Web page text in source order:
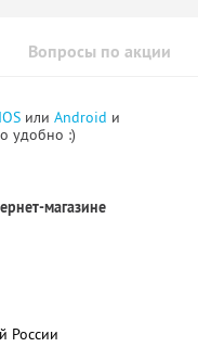
Вопросы по акции
IOS или Android и
удобно :)
магазине
России